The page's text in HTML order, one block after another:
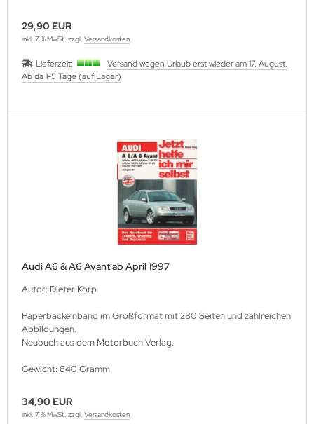
29,90 EUR
inkl. 7 % MwSt. zzgl. Versandkosten
Lieferzeit:
Versand wegen Urlaub erst wieder am 17. August.
Ab da 1-5 Tage (auf Lager)
Audi A6 & A6 Avant ab April 1997
Autor: Dieter Korp
Paperbackeinband im Großformat mit 280 Seiten und zahlreichen
Abbildungen.
Neubuch aus dem Motorbuch Verlag.
Gewicht: 840 Gramm
34,90 EUR
inkl. 7 % MwSt. zzgl. Versandkosten